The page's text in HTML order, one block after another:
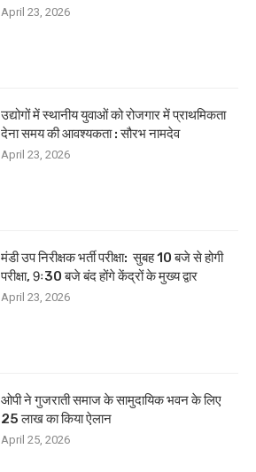
April 23, 2026
उद्योगों में स्थानीय युवाओं को रोजगार में प्राथमिकता
देना समय की आवश्यकता : सौरभ नामदेव
April 23, 2026
मंडी उप निरीक्षक भर्ती परीक्षा: सुबह 10 बजे से होगी
परीक्षा, 9ः30 बजे बंद होंगे केंद्रों के मुख्य द्वार
April 23, 2026
ओपी ने गुजराती समाज के सामुदायिक भवन के लिए
25 लाख का किया ऐलान
April 25, 2026